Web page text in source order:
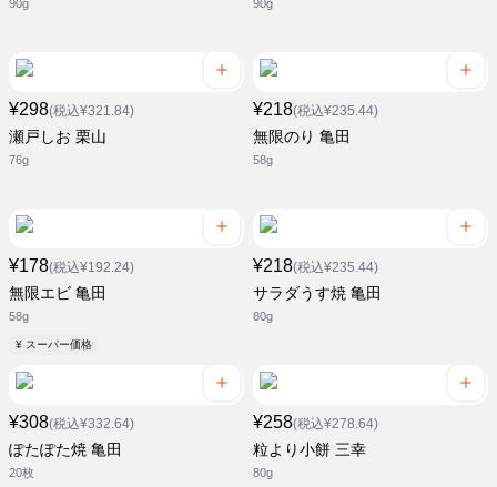
90g 90g
¥298(税込¥321.84)
瀬戸しお 栗山
76g
¥218(税込¥235.44)
無限のり 亀田
58g
¥178(税込¥192.24)
無限エビ 亀田
58g
¥ スーパー価格
¥218(税込¥235.44)
サラダうす焼 亀田
80g
¥308(税込¥332.64)
ぽたぽた焼 亀田
20枚
¥258(税込¥278.64)
粒より小餅 三幸
80g